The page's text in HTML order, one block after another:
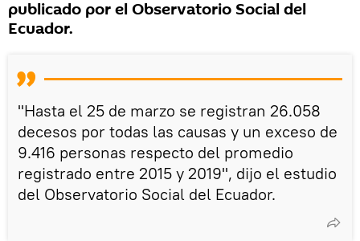
publicado por el Observatorio Social del
Ecuador.
"Hasta el 25 de marzo se registran 26.058
decesos por todas las causas y un exceso de
9.416 personas respecto del promedio
registrado entre 2015 y 2019", dijo el estudio
del Observatorio Social del Ecuador.